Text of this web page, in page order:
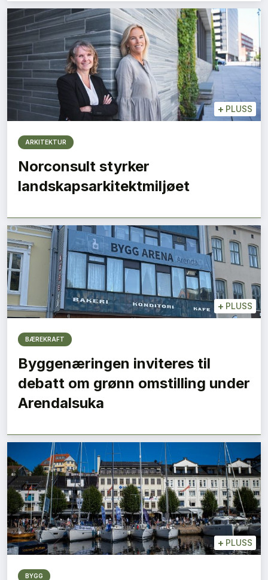
+ PLUSS
ARKITEKTUR
Norconsult styrker
landskapsarkitektmiljøet
+ PLUSS
BÆREKRAFT
Byggenæringen inviteres til
debatt om grønn omstilling under
Arendalsuka
+ PLUSS
BYGG